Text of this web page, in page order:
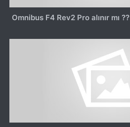
Omnibus F4 Rev2 Pro alınır mı ??